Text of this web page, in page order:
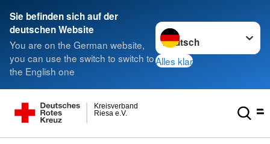
Sie befinden sich auf der
deutschen Website
You are on the German website,
you can use the switch to switch to
the English one
Sprache wechseln zu
Alles klar
Riesa e.V.
Kreisverband